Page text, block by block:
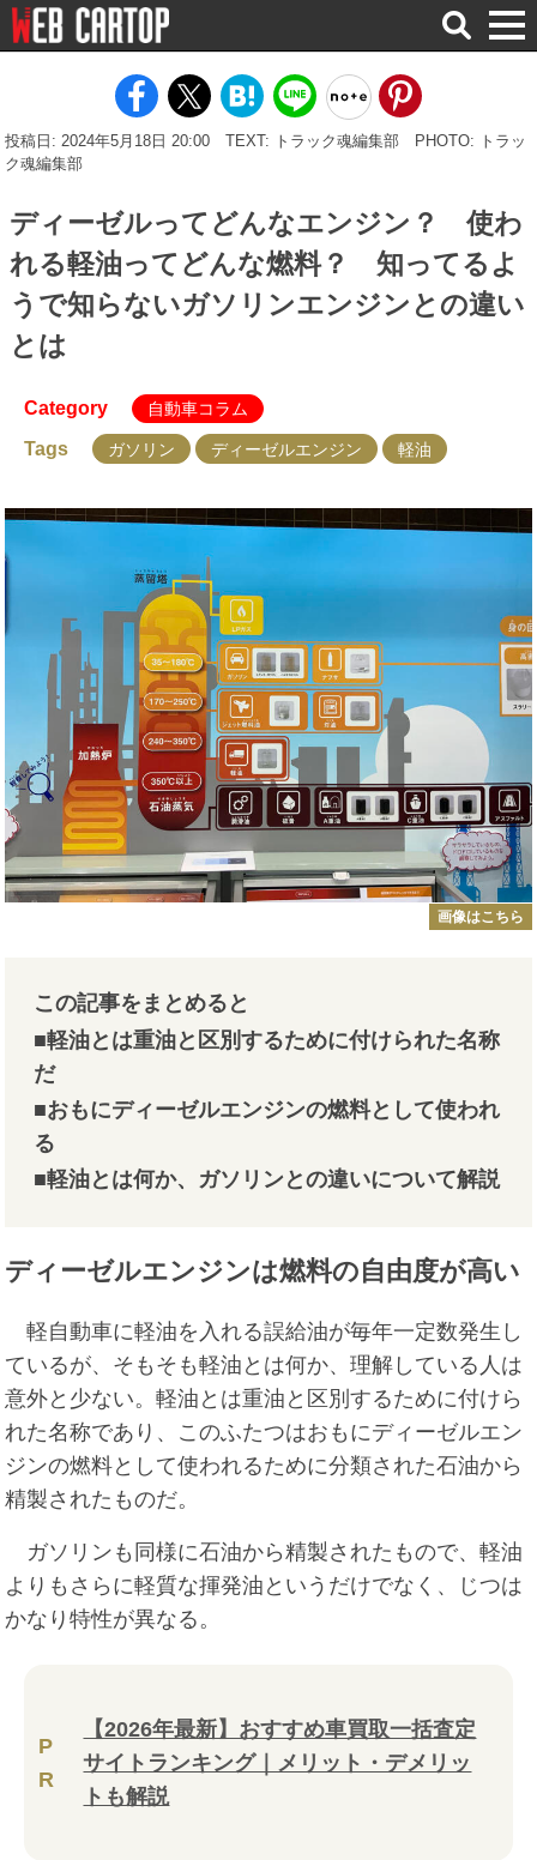
検
索
投稿日: 2024年5月18日 20:00 TEXT: トラック魂編集部
PHOTO: トラッ
ク魂編集部
ディーゼルってどんなエンジン？ 使わ
れる軽油ってどんな燃料？ 知ってるよ
うで知らないガソリンエンジンとの違い
とは
Category 自動車コラム
Tags ガソリン ディーゼルエンジン 軽油
画像はこちら
この記事をまとめると
■軽油とは重油と区別するために付けられた名称
だ
■おもにディーゼルエンジンの燃料として使われ
る
■軽油とは何か、ガソリンとの違いについて解説
ディーゼルエンジンは燃料の自由度が高い
軽自動車に軽油を入れる誤給油が毎年一定数発生し
ているが、そもそも軽油とは何か、理解している人は
意外と少ない。軽油とは重油と区別するために付けら
れた名称であり、このふたつはおもにディーゼルエン
ジンの燃料として使われるために分類された石油から
精製されたものだ。
ガソリンも同様に石油から精製されたもので、軽油
よりもさらに軽質な揮発油というだけでなく、じつは
かなり特性が異なる。
P
R
【2026年最新】おすすめ車買取一括査定
サイトランキング｜メリット・デメリッ
トも解説